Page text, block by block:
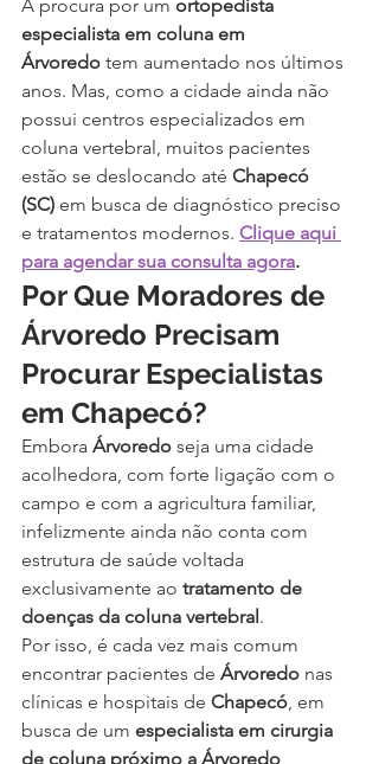
A procura por um ortopedista
especialista em coluna em
Árvoredo tem aumentado nos últimos
anos. Mas, como a cidade ainda não
possui centros especializados em
coluna vertebral, muitos pacientes
estão se deslocando até Chapecó
(SC) em busca de diagnóstico preciso
e tratamentos modernos. Clique aqui
para agendar sua consulta agora.
Por Que Moradores de
Árvoredo Precisam
Procurar Especialistas
em Chapecó?
Embora Árvoredo seja uma cidade
acolhedora, com forte ligação com o
campo e com a agricultura familiar,
infelizmente ainda não conta com
estrutura de saúde voltada
exclusivamente ao tratamento de
doenças da coluna vertebral.
Por isso, é cada vez mais comum
encontrar pacientes de Árvoredo nas
clínicas e hospitais de Chapecó , em
busca de um especialista em cirurgia
de coluna próximo a Árvoredo